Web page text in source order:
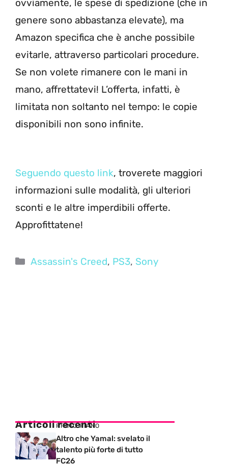
ovviamente, le spese di spedizione (che in
genere sono abbastanza elevate), ma
Amazon specifica che è anche possibile
evitarle, attraverso particolari procedure.
Se non volete rimanere con le mani in
mano, affrettatevi! L’offerta, infatti, è
limitata non soltanto nel tempo: le copie
disponibili non sono infinite.
Seguendo questo link, troverete maggiori
informazioni sulle modalità, gli ulteriori
sconti e le altre imperdibili offerte.
Approfittatene!
Categorie
Assassin's Creed, PS3, Sony
Articoli recenti
PRIMO PIANO
Altro che Yamal: svelato il
talento più forte di tutto
FC26